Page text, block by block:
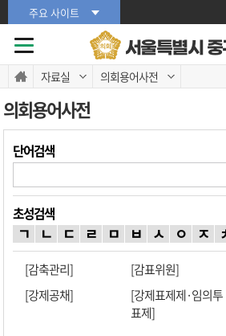
본문바로가기
본문바로가기
주요 사이트
서울특별시 중
자료실 의회용어사전
의회용어사전
단어검색
초성검색
ㄱ ㄴ ㄷ ㄹ ㅁ ㅂ ㅅ ㅇ ㅈ
[감축관리] [감표위원]
[강제공채]
[강제표제제·임의투
표제]